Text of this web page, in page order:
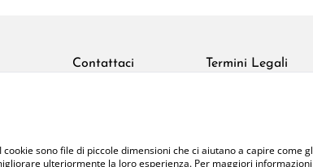
Contattaci Termini Legali
sono file di piccole dimensioni che ci aiutano a capire come
ulteriormente la loro esperienza. Per maggiori